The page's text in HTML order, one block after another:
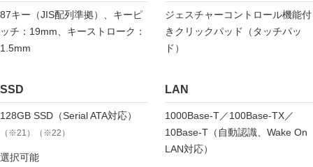
87キー（JIS配列準拠）、キーピ
ッチ：19mm、キーストローク：
1.5mm
ジェスチャーコントロール機能付
きクリックパッド（タッチパッ
ド）
SSD
128GB SSD（Serial ATA対応）
（※21）（※22）
選択可能
LAN
1000Base-T／100Base-TX／
10Base-T（自動認識、Wake On
LAN対応）